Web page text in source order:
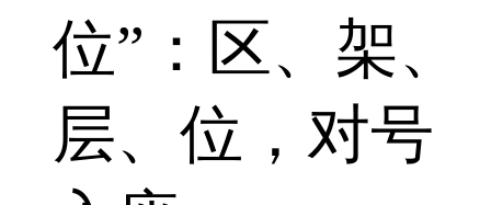
位”：区、架、
层、位，对号